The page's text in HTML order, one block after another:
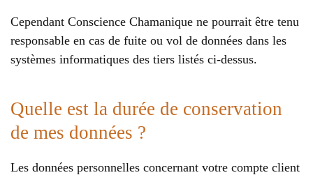
Cependant Conscience Chamanique ne pourrait être tenu
responsable en cas de fuite ou vol de données dans les
systèmes informatiques des tiers listés ci-dessus.
Quelle est la durée de conservation
de mes données ?
Les données personnelles concernant votre compte client